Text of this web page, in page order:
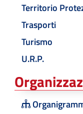
Territorio
Trasporti
Turismo
U.R.P.